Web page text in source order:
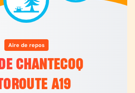
Aire de repos
CHANTECOQ
A19